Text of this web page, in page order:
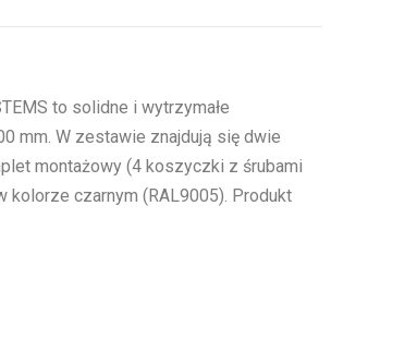
to solidne i wytrzymałe
mm. W zestawie znajdują się dwie
montażowy (4 koszyczki z śrubami
kolorze czarnym (RAL9005). Produkt